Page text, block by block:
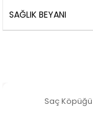
SAĞLIK BEYANI
Saç Köpüğü